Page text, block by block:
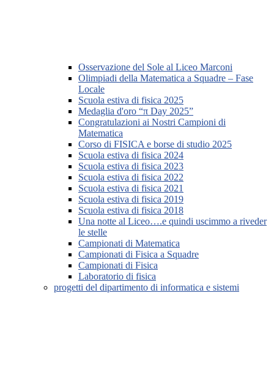
Osservazione del Sole al Liceo Marconi
Olimpiadi della Matematica a Squadre – Fase
Locale
Scuola estiva di fisica 2025
Medaglia d'oro “π Day 2025”
Congratulazioni ai Nostri Campioni di
Matematica
Corso di FISICA e borse di studio 2025
Scuola estiva di fisica 2024
Scuola estiva di fisica 2023
Scuola estiva di fisica 2022
Scuola estiva di fisica 2021
Scuola estiva di fisica 2019
Scuola estiva di fisica 2018
Una notte al Liceo….e quindi uscimmo a riveder
le stelle
Campionati di Matematica
Campionati di Fisica a Squadre
Campionati di Fisica
Laboratorio di fisica
progetti del dipartimento di informatica e sistemi